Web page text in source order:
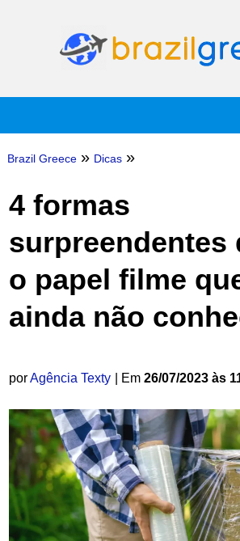
Brazil Greece » Dicas »
4 formas
surpreendentes
o papel filme
ainda não
porAgência Texty | Em 26/07/2023 às